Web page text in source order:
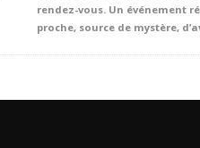
rendez-vous. Un événement